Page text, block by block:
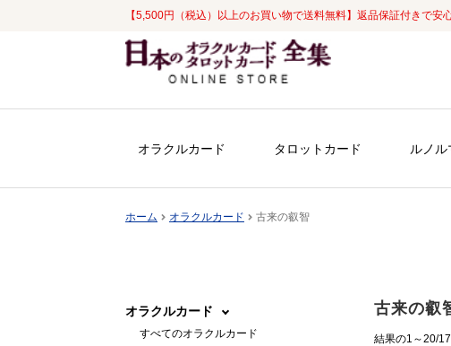
【5,500円（税込）以上のお買い物で送料無料】返品保証付きで安
ナ
ビ
ン
コ
ン
ス
オラクルカード タロットカード ルノル
ホーム オラクルカード 古来の叡智
古来の叡
結果の1～20/
オラクルカード
すべてのオラクルカード